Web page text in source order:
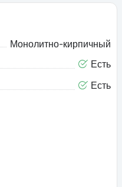
Монолитно-кирпичный
Есть
Есть